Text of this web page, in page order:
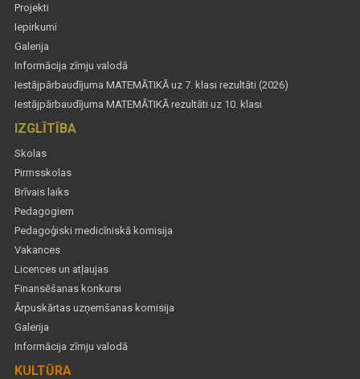
Projekti
Iepirkumi
Galerija
Informācija zīmju valodā
Iestājpārbaudījuma MATEMĀTIKĀ uz 7. klasi rezultāti (2026)
Iestājpārbaudījuma MATEMĀTIKĀ rezultāti uz 10. klasi
IZGLĪTĪBA
Skolas
Pirmsskolas
Brīvais laiks
Pedagogiem
Pedagoģiski medicīniskā komisija
Vakances
Licences un atļaujas
Finansēšanas konkursi
Ārpuskārtas uzņemšanas komisija
Galerija
Informācija zīmju valodā
KULTŪRA